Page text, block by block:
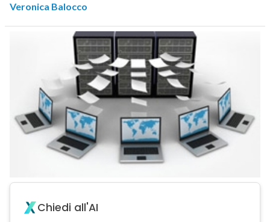
Veronica Balocco
Chiedi all'AI